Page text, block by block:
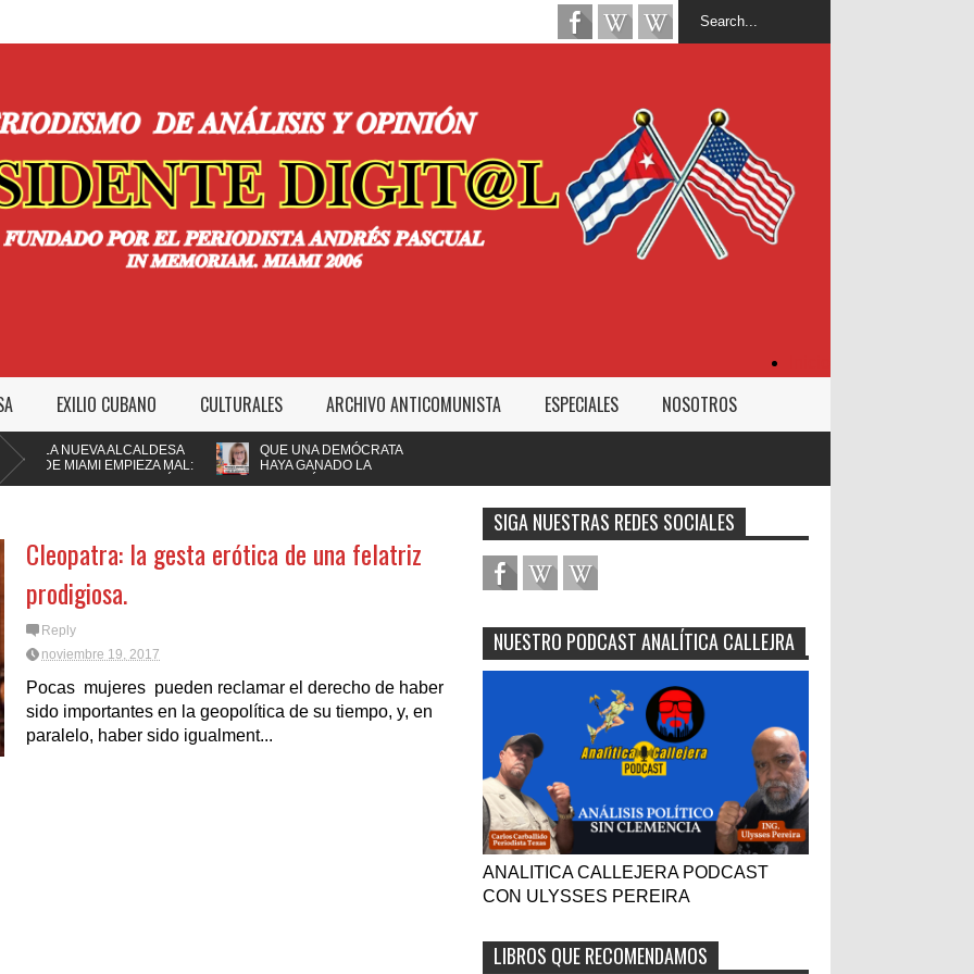
EXILIO CUBANO CULTURALES ARCHIVO ANTICOMUNISTA ESPECIALES NOSOTROS
NUEVA ALCALDESA
MIAMI EMPIEZA MAL:
A LA POLICÍA
QUE UNA DEMÓCRATA
HAYA GANADO LA
Cleopatra: la gesta erótica de una felatriz
prodigiosa.
Reply
noviembre 19, 2017
Pocas mujeres pueden reclamar el derecho de haber
sido importantes en la geopolítica de su tiempo, y, en
paralelo, haber sido igualment...
SIGA NUESTRAS REDES SOCIALES
NUESTRO PODCAST ANALÍTICA CALLEJRA
ANALITICA CALLEJERA PODCAST
CON ULYSSES PEREIRA
LIBROS QUE RECOMENDAMOS